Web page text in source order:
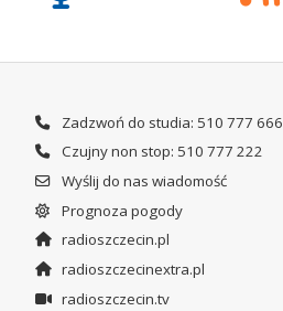
Zadzwoń do studia: 510 777 666
Czujny non stop: 510 777 222
Wyślij do nas wiadomość
Prognoza pogody
radioszczecin.pl
radioszczecinextra.pl
radioszczecin.tv